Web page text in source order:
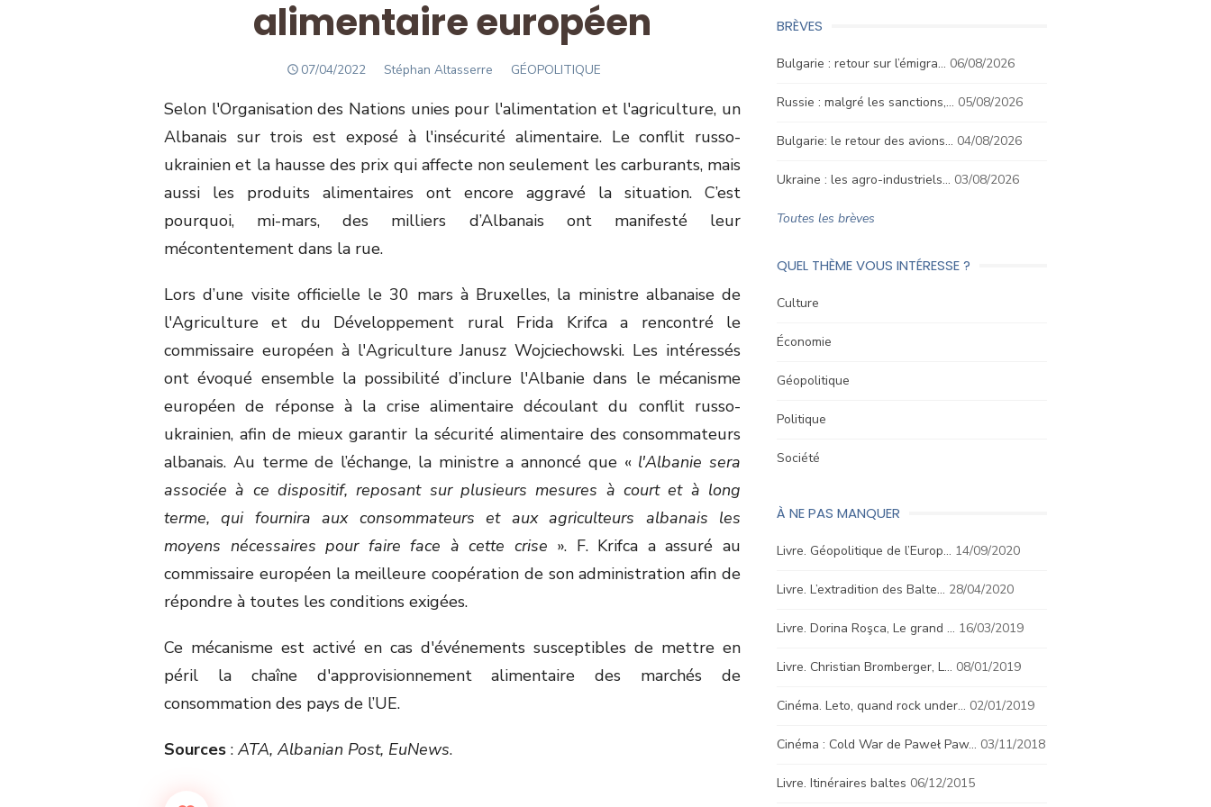
alimentaire européen
POSTED
07/04/2022 Author
Stéphan Altasserre GÉOPOLITIQUE
Selon l'Organisation des Nations unies pour l'alimentation et l'agriculture, un
Albanais sur trois est exposé à l'insécurité alimentaire. Le conflit russo-
ukrainien et la hausse des prix qui affecte non seulement les carburants, mais
aussi les produits alimentaires ont encore aggravé la situation. C’est
pourquoi, mi-mars, des milliers d’Albanais ont manifesté leur
mécontentement dans la rue.
Lors d’une visite officielle le 30 mars à Bruxelles, la ministre albanaise de
l'Agriculture et du Développement rural Frida Krifca a rencontré le
commissaire européen à l'Agriculture Janusz Wojciechowski. Les intéressés
ont évoqué ensemble la possibilité d’inclure l'Albanie dans le mécanisme
européen de réponse à la crise alimentaire découlant du conflit russo-
ukrainien, afin de mieux garantir la sécurité alimentaire des consommateurs
albanais. Au terme de l’échange, la ministre a annoncé que « l'Albanie sera
associée à ce dispositif, reposant sur plusieurs mesures à court et à long
terme, qui fournira aux consommateurs et aux agriculteurs albanais les
moyens nécessaires pour faire face à cette crise ». F. Krifca a assuré au
commissaire européen la meilleure coopération de son administration afin de
répondre à toutes les conditions exigées.
Ce mécanisme est activé en cas d'événements susceptibles de mettre en
péril la chaîne d'approvisionnement alimentaire des marchés de
consommation des pays de l’UE.
Sources : ATA, Albanian Post, EuNews.
BRÈVES
Bulgarie : retour sur l’émigra… 06/08/2026
Russie : malgré les sanctions,… 05/08/2026
Bulgarie: le retour des avions… 04/08/2026
Ukraine : les agro-industriels… 03/08/2026
Toutes les brèves
QUEL THÈME VOUS INTÉRESSE ?
Culture
Économie
Géopolitique
Politique
Société
À NE PAS MANQUER
Livre. Géopolitique de l’Europ… 14/09/2020
Livre. L’extradition des Balte… 28/04/2020
Livre. Dorina Roşca, Le grand … 16/03/2019
Livre. Christian Bromberger, L… 08/01/2019
Cinéma. Leto, quand rock under… 02/01/2019
Cinéma : Cold War de Paweł Paw… 03/11/2018
Livre. Itinéraires baltes 06/12/2015